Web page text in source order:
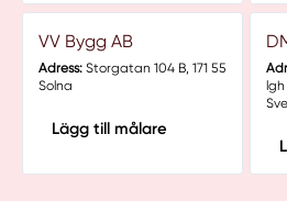
VV Bygg AB
Adress:Storgatan 104 B, 171 55
Solna
Lägg till målare
lgh